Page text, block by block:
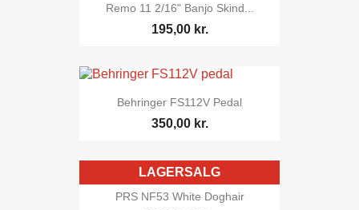
Remo 11 2/16" Banjo Skind...
195,00 kr.
Behringer FS112V Pedal
350,00 kr.
PRS NF53 White Doghair
LAGERSALG